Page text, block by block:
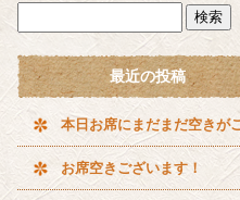
最近の投稿
お席空きございます！